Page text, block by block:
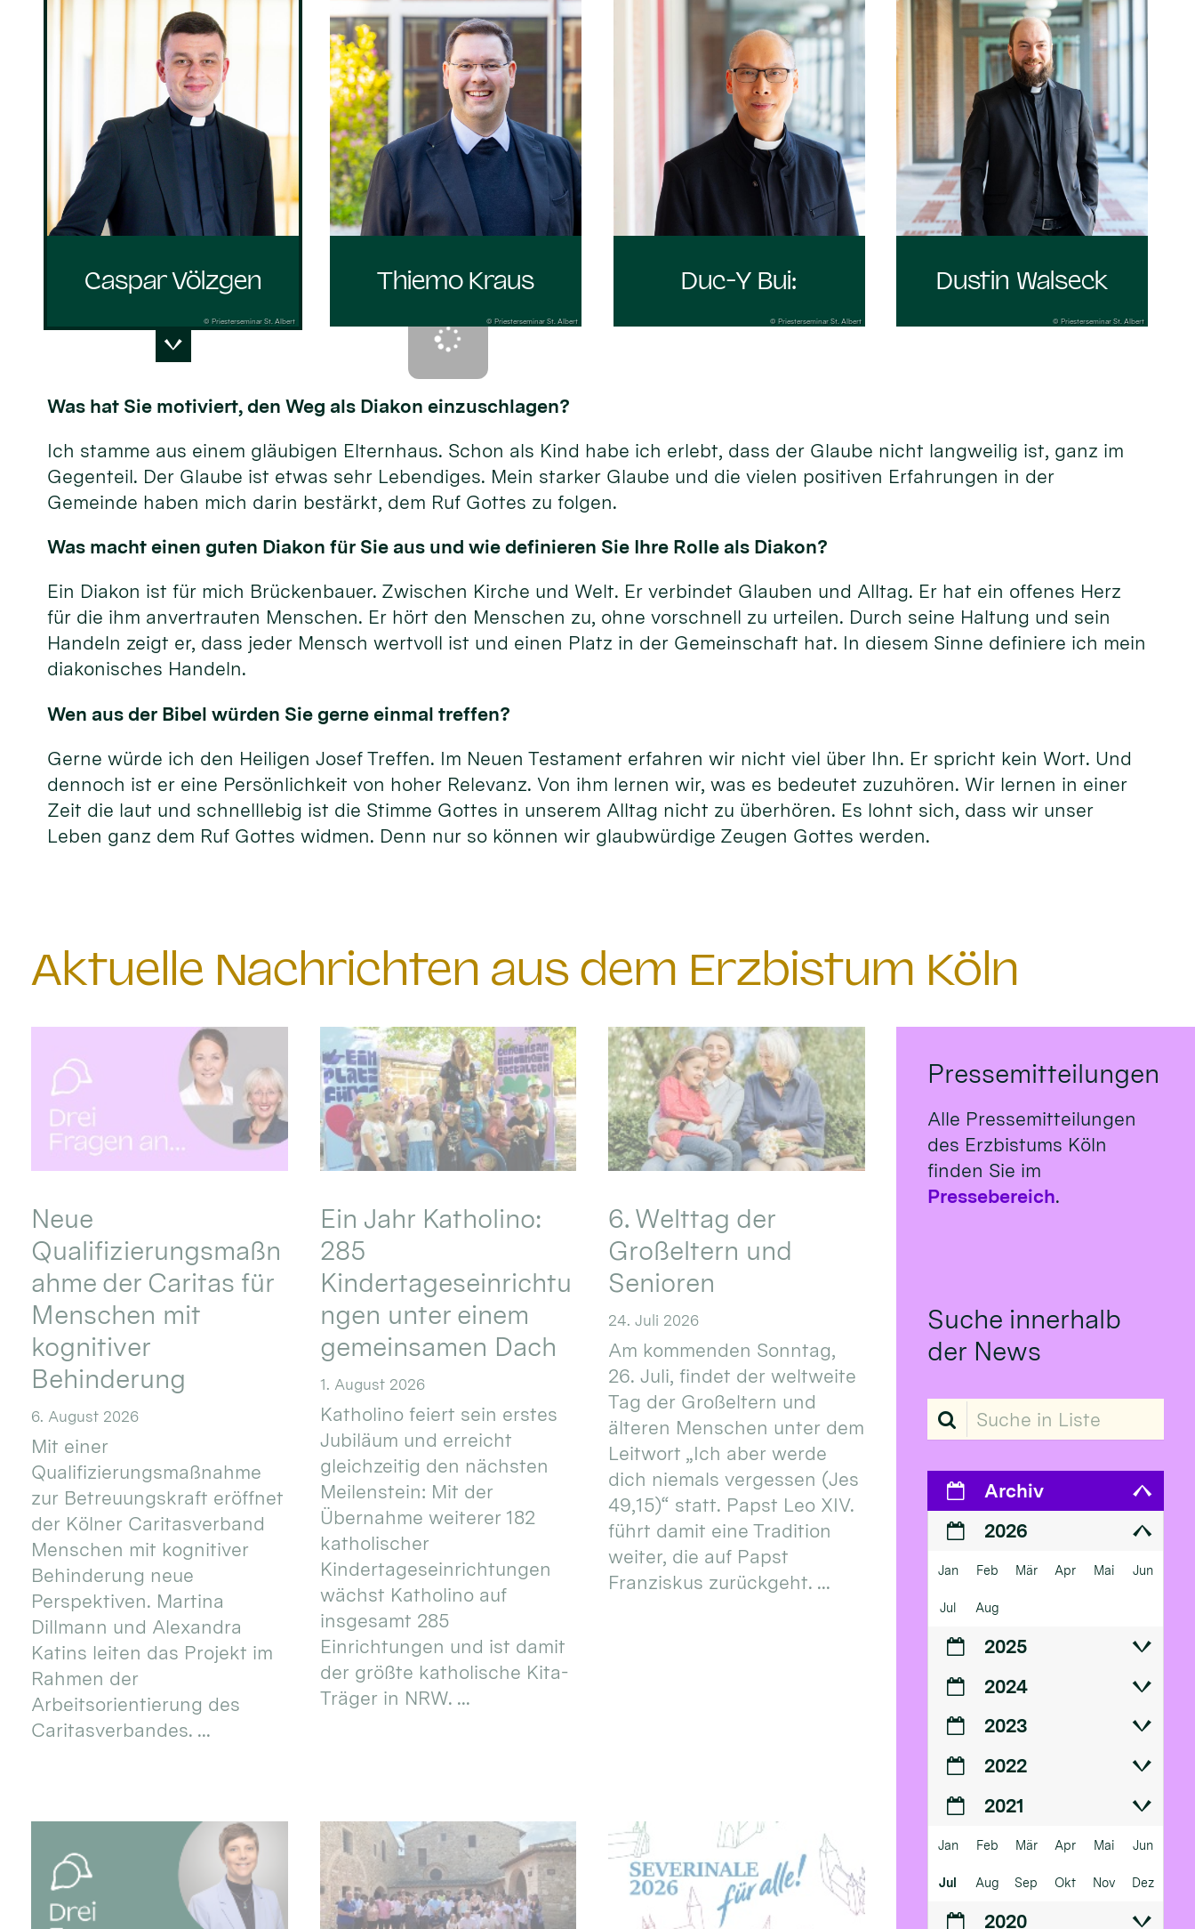
Caspar Völzgen
© Priesterseminar St. Albert
Was hat Sie motiviert, den Weg als Diakon einzuschlagen?
Ich stamme aus einem gläubigen Elternhaus. Schon als Kind habe ich erlebt, dass der Glaube nicht langweilig ist, ganz im
Gegenteil. Der Glaube ist etwas sehr Lebendiges. Mein starker Glaube und die vielen positiven Erfahrungen in der
Gemeinde haben mich darin bestärkt, dem Ruf Gottes zu folgen.
Was macht einen guten Diakon für Sie aus und wie definieren Sie Ihre Rolle als Diakon?
Ein Diakon ist für mich Brückenbauer. Zwischen Kirche und Welt. Er verbindet Glauben und Alltag. Er hat ein offenes Herz
für die ihm anvertrauten Menschen. Er hört den Menschen zu, ohne vorschnell zu urteilen. Durch seine Haltung und sein
Handeln zeigt er, dass jeder Mensch wertvoll ist und einen Platz in der Gemeinschaft hat. In diesem Sinne definiere ich mein
diakonisches Handeln.
Wen aus der Bibel würden Sie gerne einmal treffen?
Gerne würde ich den Heiligen Josef Treffen. Im Neuen Testament erfahren wir nicht viel über Ihn. Er spricht kein Wort. Und
dennoch ist er eine Persönlichkeit von hoher Relevanz. Von ihm lernen wir, was es bedeutet zuzuhören. Wir lernen in einer
Zeit die laut und schnelllebig ist die Stimme Gottes in unserem Alltag nicht zu überhören. Es lohnt sich, dass wir unser
Leben ganz dem Ruf Gottes widmen. Denn nur so können wir glaubwürdige Zeugen Gottes werden.
Thiemo Kraus
© Priesterseminar St. Albert
Duc-Y Bui:
© Priesterseminar St. Albert
Dustin Walseck
© Priesterseminar St. Albert
Aktuelle Nachrichten aus dem Erzbistum Köln
Neue
Qualifizierungsmaßn
ahme der Caritas für
Menschen mit
kognitiver
Behinderung
6. August 2026
Mit einer
Qualifizierungsmaßnahme
zur Betreuungskraft eröffnet
der Kölner Caritasverband
Menschen mit kognitiver
Behinderung neue
Perspektiven. Martina
Dillmann und Alexandra
Katins leiten das Projekt im
Rahmen der
Arbeitsorientierung des
Caritasverbandes. ...
Ein Jahr Katholino:
285
Kindertageseinrichtu
ngen unter einem
gemeinsamen Dach
1. August 2026
Katholino feiert sein erstes
Jubiläum und erreicht
gleichzeitig den nächsten
Meilenstein: Mit der
Übernahme weiterer 182
katholischer
Kindertageseinrichtungen
wächst Katholino auf
insgesamt 285
Einrichtungen und ist damit
der größte katholische Kita-
Träger in NRW. ...
6. Welttag der
Großeltern und
Senioren
24. Juli 2026
Am kommenden Sonntag,
26. Juli, findet der weltweite
Tag der Großeltern und
älteren Menschen unter dem
Leitwort „Ich aber werde
dich niemals vergessen (Jes
49,15)“ statt. Papst Leo XIV.
führt damit eine Tradition
weiter, die auf Papst
Franziskus zurückgeht. ...
Pressemitteilungen
Alle Pressemitteilungen
des Erzbistums Köln
finden Sie im
Pressebereich.
Suche innerhalb
der News
Suche in Liste
Archiv
2026
Jan Feb Mär Apr Mai Jun
Jul Aug
2025
2024
2023
2022
2021
Jan Feb Mär Apr Mai Jun
Jul Aug Sep Okt Nov Dez
2020